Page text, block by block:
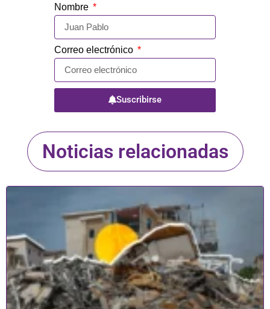
Nombre
Correo electrónico
Suscribirse
Noticias relacionadas